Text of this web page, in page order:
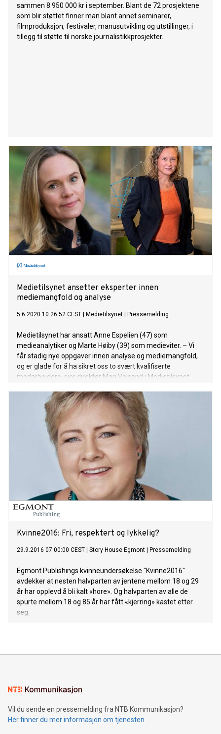
sammen 8 950 000 kr i september. Blant de 72 prosjektene
som blir støttet finner man blant annet seminarer,
filmproduksjon, festivaler, manusutvikling og utstillinger, i
tillegg til støtte til norske journalistikkprosjekter.
Medietilsynet ansetter eksperter innen
mediemangfold og analyse
5.6.2020 10:26:52 CEST Medietilsynet Pressemelding
Medietilsynet har ansatt Anne Espelien (47) som
medieanalytiker og Marte Høiby (39) som medieviter. – Vi
får stadig nye oppgaver innen analyse og mediemangfold,
og er glade for å ha sikret oss to svært kvalifiserte
medarbeidere, sier direktør Mari Velsand i Medietilsynet.
Kvinne2016: Fri, respektert og lykkelig?
29.9.2016 07:00:00 CEST Story House Egmont Pressemelding
Egmont Publishings kvinneundersøkelse "Kvinne2016"
avdekker at nesten halvparten av jentene mellom 18 og 29
år har opplevd å bli kalt «hore». Og halvparten av alle de
spurte mellom 18 og 85 år har fått «kjerring» kastet etter
seg.
Vil du sende en pressemelding fra NTB Kommunikasjon?
Her finner du mer informasjon om tjenesten